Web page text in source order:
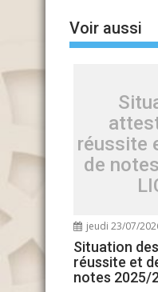
Voir aussi
réussite
de
jeudi 23/07/
Situation
réussite et
notes 2025/